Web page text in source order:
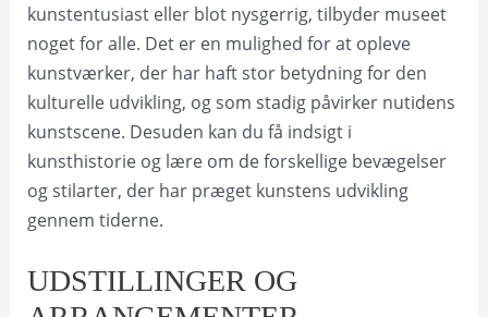
kunstentusiast eller blot nysgerrig, tilbyder museet
noget for alle. Det er en mulighed for at opleve
kunstværker, der har haft stor betydning for den
kulturelle udvikling, og som stadig påvirker nutidens
kunstscene. Desuden kan du få indsigt i
kunsthistorie og lære om de forskellige bevægelser
og stilarter, der har præget kunstens udvikling
gennem tiderne.
UDSTILLINGER OG